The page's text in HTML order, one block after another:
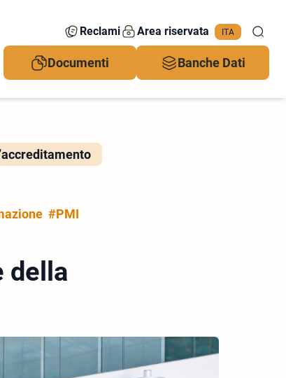
Reclami Area riservata ITA
Documenti Banche Dati
#PMI
della